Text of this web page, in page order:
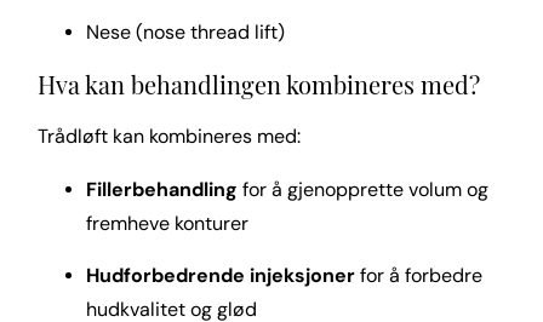
Nese (nose thread lift)
Hva kan behandlingen kombineres med?
Trådløft kan kombineres med:
Fillerbehandling for å gjenopprette volum og
fremheve konturer
Hudforbedrende injeksjoner for å forbedre
hudkvalitet og glød